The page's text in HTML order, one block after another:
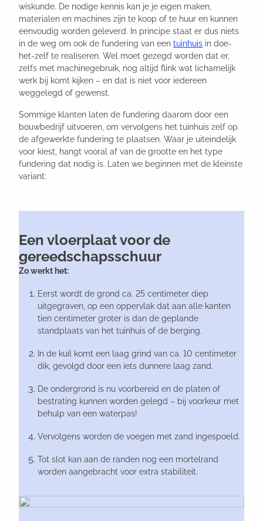
wiskunde. De nodige kennis kan je je eigen maken,
materialen en machines zijn te koop of te huur en kunnen
eenvoudig worden geleverd. In principe staat er dus niets
in de weg om ook de fundering van een tuinhuis in doe-
het-zelf te realiseren. Wel moet gezegd worden dat er,
zelfs met machinegebruik, nog altijd flink wat lichamelijk
werk bij komt kijken – en dat is niet voor iedereen
weggelegd of gewenst.
Sommige klanten laten de fundering daarom door een
bouwbedrijf uitvoeren, om vervolgens het tuinhuis zelf op
de afgewerkte fundering te plaatsen. Waar je uiteindelijk
voor kiest, hangt vooral af van de grootte en het type
fundering dat nodig is. Laten we beginnen met de kleinste
variant:
Een vloerplaat voor de
gereedschapsschuur
Zo werkt het:
Eerst wordt de grond ca. 25 centimeter diep
uitgegraven, op een oppervlak dat aan alle kanten
tien centimeter groter is dan de geplande
standplaats van het tuinhuis of de berging.
In de kuil komt een laag grind van ca. 10 centimeter
dik, gevolgd door een iets dunnere laag zand.
De ondergrond is nu voorbereid en de platen of
bestrating kunnen worden gelegd – bij voorkeur met
behulp van een waterpas!
Vervolgens worden de voegen met zand ingespoeld.
Tot slot kan aan de randen nog een mortelrand
worden aangebracht voor extra stabiliteit.